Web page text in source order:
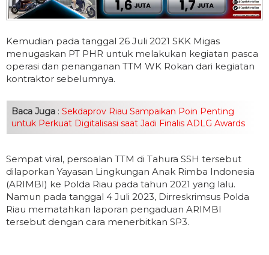
Kemudian pada tanggal 26 Juli 2021 SKK Migas
menugaskan PT PHR untuk melakukan kegiatan pasca
operasi dan penanganan TTM WK Rokan dari kegiatan
kontraktor sebelumnya.
Baca Juga : Sekdaprov Riau Sampaikan Poin Penting
untuk Perkuat Digitalisasi saat Jadi Finalis ADLG Awards
Sempat viral, persoalan TTM di Tahura SSH tersebut
dilaporkan Yayasan Lingkungan Anak Rimba Indonesia
(ARIMBI) ke Polda Riau pada tahun 2021 yang lalu.
Namun pada tanggal 4 Juli 2023, Dirreskrimsus Polda
Riau mematahkan laporan pengaduan ARIMBI
tersebut dengan cara menerbitkan SP3.